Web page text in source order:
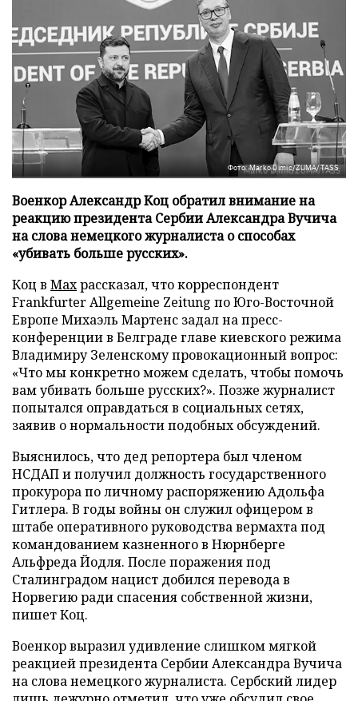
Фото: Marko Dimic/ZUMA/TASS
Военкор Александр Коц обратил внимание на
реакцию президента Сербии Александра Вучича
на слова немецкого журналиста о способах
«убивать больше русских».
Коц в Махрассказал, что корреспондент
Frankfurter Allgemeine Zeitung по Юго-Восточной
Европе Михаэль Мартенс задал на пресс-
конференции в Белграде главе киевского режима
Владимиру Зеленскому провокационный вопрос:
«Что мы конкретно можем сделать, чтобы помочь
вам убивать больше русских?». Позже журналист
попытался оправдаться в социальных сетях,
заявив о нормальности подобных обсуждений.
Выяснилось, что дед репортера был членом
НСДАП и получил должность государственного
прокурора по личному распоряжению Адольфа
Гитлера. В годы войны он служил офицером в
штабе оперативного руководства вермахта под
командованием казненного в Нюрнберге
Альфреда Йодля. После поражения под
Сталинградом нацист добился перевода в
Норвегию ради спасения собственной жизни,
пишет Коц.
Военкор выразил удивление слишком мягкой
реакцией президента Сербии Александра Вучича
на слова немецкого журналиста. Сербский лидер